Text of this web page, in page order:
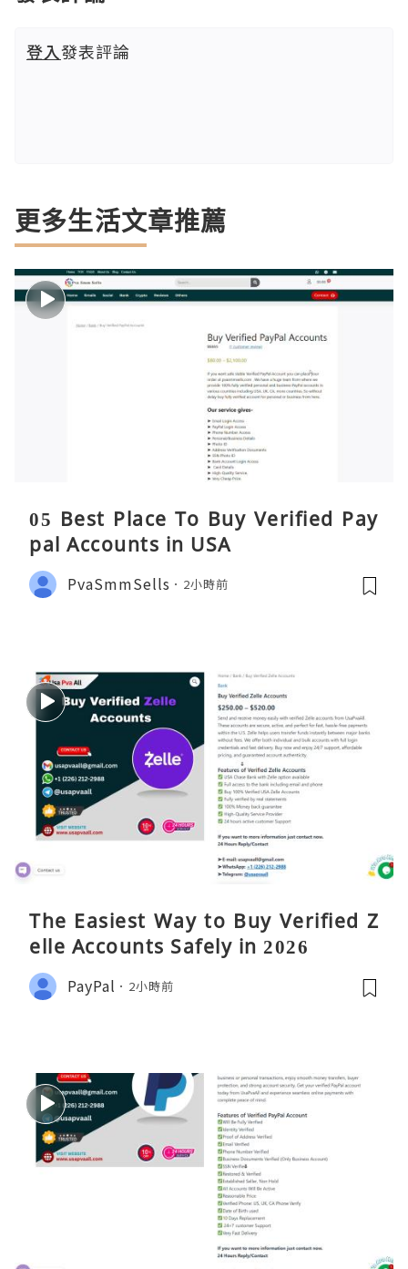
登入發表評論
更多生活文章推薦
05 Best Place To Buy Verified Pay
pal Accounts in USA
PvaSmmSells 2小時前
The Easiest Way to Buy Verified Z
elle Accounts Safely in 2026
PayPal 2小時前